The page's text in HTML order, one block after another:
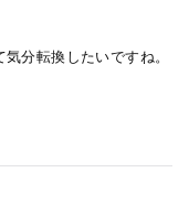
分転換したいですね。